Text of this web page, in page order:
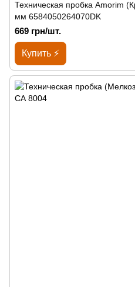
Техническая пробка Amorim
мм 6584050264070DK
669 грн/шт.
Купить ⚡